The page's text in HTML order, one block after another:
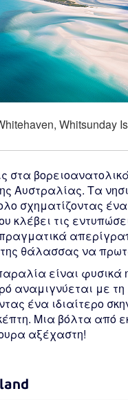
Whitsunday
στα
Αυστραλίας. Τα
σχηματίζοντας
κλέβει τις
θάλασσας να
είναι φυσικά
αναμιγνύεται με
ένα ιδιαίτερο
Μια βόλτα από
αξέχαστη!